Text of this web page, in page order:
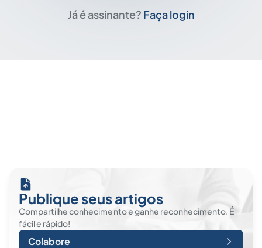
Já é assinante? Faça login
Publique seus artigos
Compartilhe conhecimento e ganhe reconhecimento. É
fácil e rápido!
Colabore